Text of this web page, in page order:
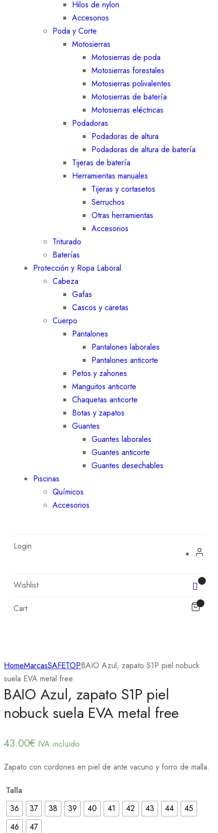
Hilos de nylon
Accesorios
Poda y Corte
Motosierras
Motosierras de poda
Motosierras forestales
Motosierras polivalentes
Motosierras de batería
Motosierras eléctricas
Podadoras
Podadoras de altura
Podadoras de altura de batería
Tijeras de batería
Herramientas manuales
Tijeras y cortasetos
Serruchos
Otras herramientas
Accesorios
Triturado
Baterías
Protección y Ropa Laboral
Cabeza
Gafas
Cascos y caretas
Cuerpo
Pantalones
Pantalones laborales
Pantalones anticorte
Petos y zahones
Manguitos anticorte
Chaquetas anticorte
Botas y zapatos
Guantes
Guantes laborales
Guantes anticorte
Guantes desechables
Piscinas
Químicos
Accesorios
Login
Wishlist
Cart
HomeMarcasSAFETOPBAIO Azul, zapato S1P piel nobuck
suela EVA metal free
BAIO Azul, zapato S1P piel
nobuck suela EVA metal free
43.00€ IVA incluido
Zapato con cordones en piel de ante vacuno y forro de malla.
Talla
36
37 38 39 40 41 42 43 44
45
46
47